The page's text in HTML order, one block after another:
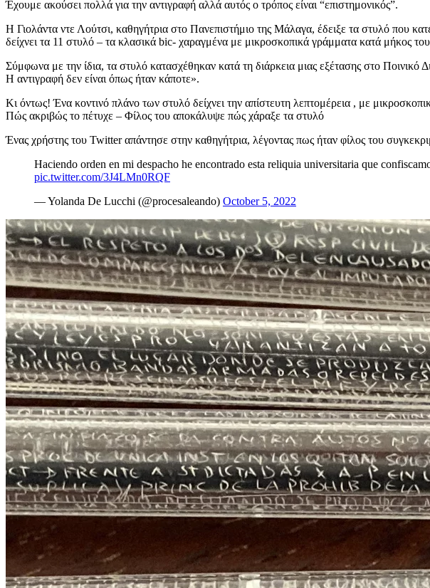
Έχουμε ακούσει πολλά για την αντιγραφή αλλά αυτός ο τρόπος είναι “επιστημονικός”.
Η Γιολάντα ντε Λούτσι, καθηγήτρια στο Πανεπιστήμιο της Μάλαγα, έδειξε τα στυλό που
δείχνει τα 11 στυλό – τα κλασικά bic- χαραγμένα με μικροσκοπικά γράμματα κατά μήκος
Σύμφωνα με την ίδια, τα στυλό κατασχέθηκαν κατά τη διάρκεια μιας εξέτασης στο
Η αντιγραφή δεν είναι όπως ήταν κάποτε».
Κι όντως! Ένα κοντινό πλάνο των στυλό δείχνει την απίστευτη λεπτομέρεια , με
Πώς ακριβώς το πέτυχε – Φίλος του αποκάλυψε πώς χάραξε τα στυλό
Ένας χρήστης του Twitter απάντησε στην καθηγήτρια, λέγοντας πως ήταν φίλος του
Haciendo orden en mi despacho he encontrado esta reliquia universitaria que
pic.twitter.com/3J4LMn0RQF
— Yolanda De Lucchi (@procesaleando) October 5, 2022